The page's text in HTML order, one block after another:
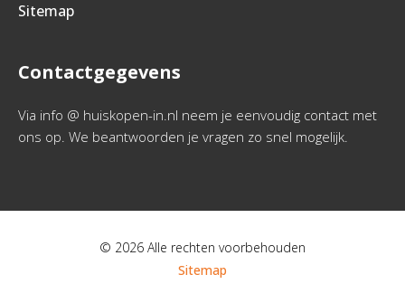
Sitemap
Contactgegevens
Via info @ huiskopen-in.nl neem je eenvoudig contact met
ons op. We beantwoorden je vragen zo snel mogelijk.
© 2026 Alle rechten voorbehouden
Sitemap